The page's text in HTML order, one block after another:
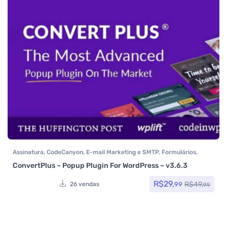
Assinatura, CodeCanyon, E-mail Marketing e SMTP, Formulários,
ConvertPlus – Popup Plugin For WordPress – v3.6.3
26 vendas R$29,99 R$49,99